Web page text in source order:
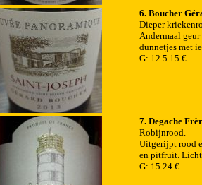
6. Boucher
Dieper
Andermaal
dunnetjes met
G: 12.5 15 €
7. Degache
Robijnrood.
Uitgerijpt rood
en pitfruit. Licht
G: 15 24 €